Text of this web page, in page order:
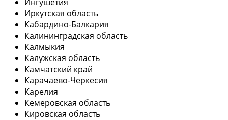
Иркутская область
Кабардино-Балкария
Калининградская область
Калмыкия
Калужская область
Камчатский край
Карачаево-Черкесия
Карелия
Кемеровская область
Кировская область